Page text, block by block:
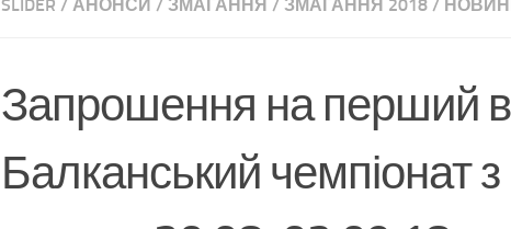
SLIDER / АНОНСИ / ЗМАГАННЯ / ЗМАГАННЯ 2018 /
Запрошення на перший
Балканський чемпіонат з